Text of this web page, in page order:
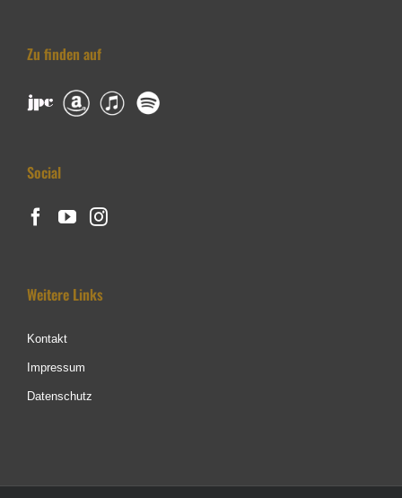
Zu finden auf
Social
Weitere Links
Kontakt
Impressum
Datenschutz